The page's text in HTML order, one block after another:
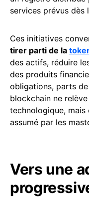
services prévus dès
Ces initiatives
tirer parti de la
des actifs, réduire
des produits
obligations, parts
blockchain ne
technologique, mais
assumé par les
Vers une